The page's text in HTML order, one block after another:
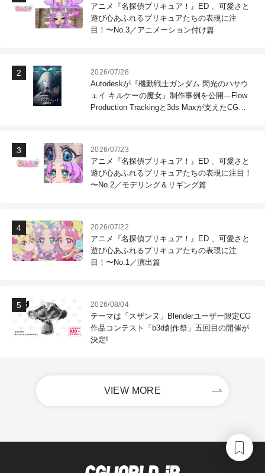
アニメ『名探偵プリキュア！』ED 、可愛さと
遊び心あふれるプリキュアたちの表現に注
目！〜No.3／アニメーション付け篇
2026/07/28
Autodeskが『機動戦士ガンダム 閃光のハサウ
ェイ キルケーの魔女』制作事例を公開―Flow
Production Trackingと3ds Maxが支えたCG制
2026/07/23
アニメ『名探偵プリキュア！』ED 、可愛さと
遊び心あふれるプリキュアたちの表現に注目！
〜No.2／モデリング＆リギング篇
2026/07/22
アニメ『名探偵プリキュア！』ED 、可愛さと
遊び心あふれるプリキュアたちの表現に注
目！〜No.1／演出篇
2026/08/04
テーマは「スザンヌ」Blenderユーザー限定CG
作品コンテスト「b3d創作祭」五回目の開催が
決定!
VIEW MORE